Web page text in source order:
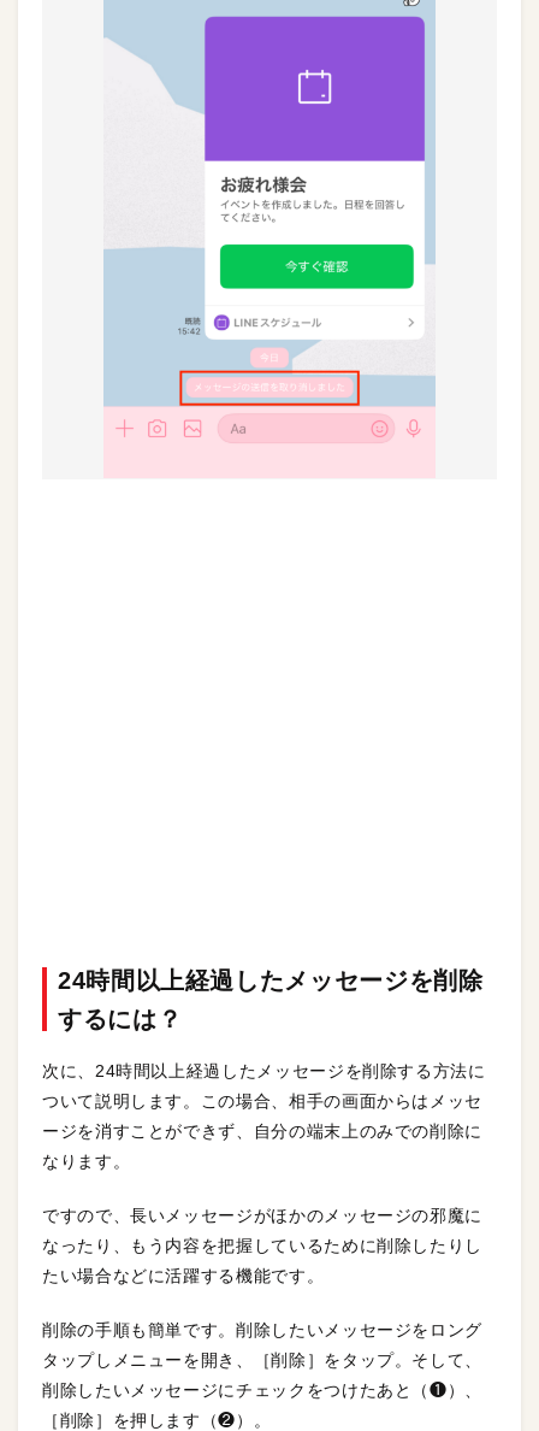
24時間以上経過したメッセージを削除
するには？
次に、24時間以上経過したメッセージを削除する方法に
ついて説明します。この場合、相手の画面からはメッセ
ージを消すことができず、自分の端末上のみでの削除に
なります。
ですので、長いメッセージがほかのメッセージの邪魔に
なったり、もう内容を把握しているために削除したりし
たい場合などに活躍する機能です。
削除の手順も簡単です。削除したいメッセージをロング
タップしメニューを開き、［削除］をタップ。そして、
削除したいメッセージにチェックをつけたあと（❶）、
［削除］を押します（❷）。